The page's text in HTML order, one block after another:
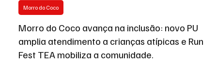
2 de abr.
3 min de leitura